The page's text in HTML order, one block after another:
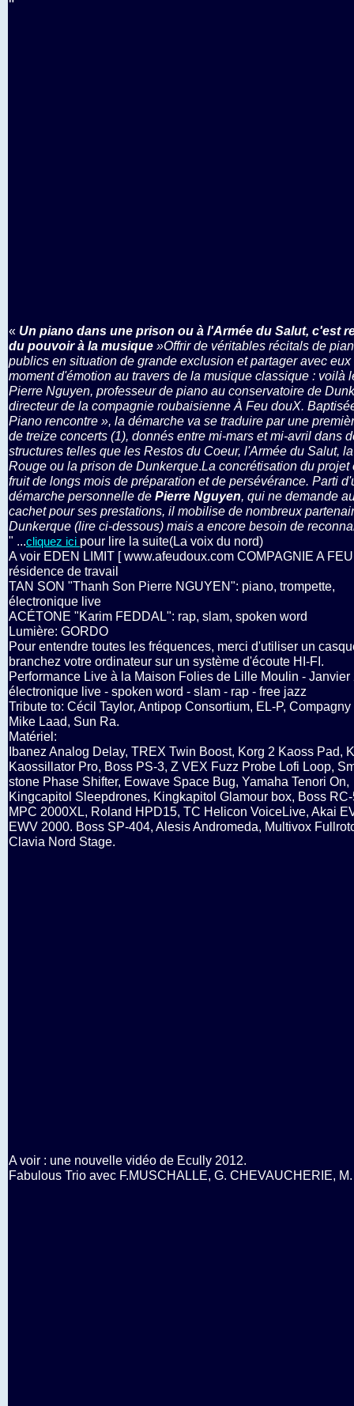
"
« Un piano dans une prison ou à l'Armée du Salut, c'est
du pouvoir à la musique »Offrir de véritables récitals de
publics en situation de grande exclusion et partager avec eux
moment d'émotion au travers de la musique classique : voilà
Pierre Nguyen, professeur de piano au conservatoire de
directeur de la compagnie roubaisienne À Feu douX.
Piano rencontre », la démarche va se traduire par une
de treize concerts (1), donnés entre mi-mars et mi-avril dans
structures telles que les Restos du Coeur, l'Armée du Salut,
Rouge ou la prison de Dunkerque.La concrétisation du projet
fruit de longs mois de préparation et de persévérance. Parti
démarche personnelle de Pierre Nguyen, qui ne demande
cachet pour ses prestations, il mobilise de nombreux
Dunkerque (lire ci-dessous) mais a encore besoin de
" ...cliquez ici pour lire la suite(La voix du nord)
A voir EDEN LIMIT [ www.afeudoux.com COMPAGNIE A
résidence de travail
TAN SON "Thanh Son Pierre NGUYEN": piano, trompette,
électronique live
ACÉTONE "Karim FEDDAL": rap, slam, spoken word
Lumière: GORDO
Pour entendre toutes les fréquences, merci d'utiliser un
branchez votre ordinateur sur un système d'écoute HI-FI.
Performance Live à la Maison Folies de Lille Moulin - Janvier
électronique live - spoken word - slam - rap - free jazz
Tribute to: Cécil Taylor, Antipop Consortium, EL-P, Compagny
Mike Laad, Sun Ra.
Matériel:
Ibanez Analog Delay, TREX Twin Boost, Korg 2 Kaoss Pad,
Kaossillator Pro, Boss PS-3, Z VEX Fuzz Probe Lofi Loop,
stone Phase Shifter, Eowave Space Bug, Yamaha Tenori On,
Kingcapitol Sleepdrones, Kingkapitol Glamour box, Boss
MPC 2000XL, Roland HPD15, TC Helicon VoiceLive, Akai
EWV 2000. Boss SP-404, Alesis Andromeda, Multivox
Clavia Nord Stage.
A voir : une nouvelle vidéo de Ecully 2012.
Fabulous Trio avec F.MUSCHALLE, G. CHEVAUCHERIE,